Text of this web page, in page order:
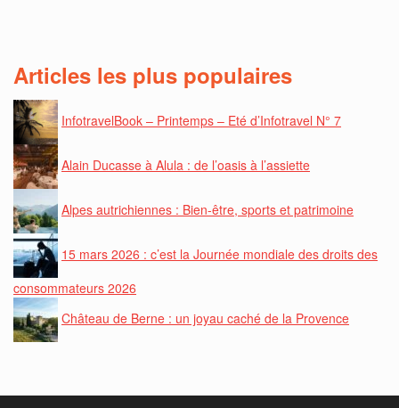
Articles les plus populaires
InfotravelBook – Printemps – Eté d’Infotravel N° 7
Alain Ducasse à Alula : de l’oasis à l’assiette
Alpes autrichiennes : Bien-être, sports et patrimoine
15 mars 2026 : c’est la Journée mondiale des droits des
consommateurs 2026
Château de Berne : un joyau caché de la Provence